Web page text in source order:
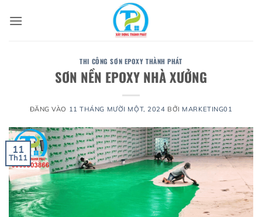
qua
THI CÔNG SƠN EPOXY THÀNH PHÁT
SƠN NỀN EPOXY NHÀ XƯỞNG
ĐĂNG VÀO 11 THÁNG MƯỜI MỘT, 2024 BỞI MARKETING01
11
Th11